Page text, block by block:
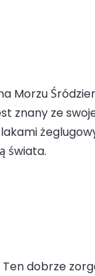
znany ze
świata.
Ten dobrze